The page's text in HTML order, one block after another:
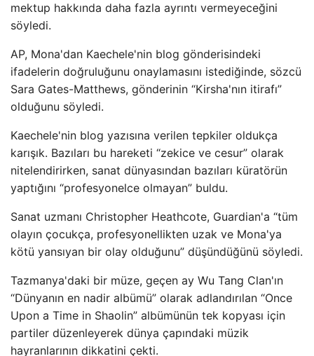
mektup hakkında daha fazla ayrıntı vermeyeceğini
söyledi.
AP, Mona'dan Kaechele'nin blog gönderisindeki
ifadelerin doğruluğunu onaylamasını istediğinde, sözcü
Sara Gates-Matthews, gönderinin “Kirsha'nın itirafı”
olduğunu söyledi.
Kaechele'nin blog yazısına verilen tepkiler oldukça
karışık. Bazıları bu hareketi “zekice ve cesur” olarak
nitelendirirken, sanat dünyasından bazıları küratörün
yaptığını “profesyonelce olmayan” buldu.
Sanat uzmanı Christopher Heathcote, Guardian'a “tüm
olayın çocukça, profesyonellikten uzak ve Mona'ya
kötü yansıyan bir olay olduğunu” düşündüğünü söyledi.
Tazmanya'daki bir müze, geçen ay Wu Tang Clan'ın
“Dünyanın en nadir albümü” olarak adlandırılan “Once
Upon a Time in Shaolin” albümünün tek kopyası için
partiler düzenleyerek dünya çapındaki müzik
hayranlarının dikkatini çekti.